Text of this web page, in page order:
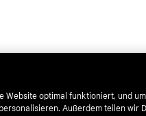
Website optimal funktioniert, und
Außerdem teilen wir